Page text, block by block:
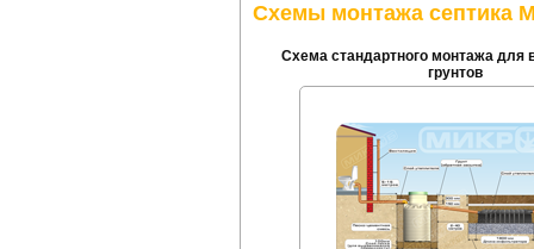
Схемы монтажа септика
Схема стандартного монтажа для
грунтов